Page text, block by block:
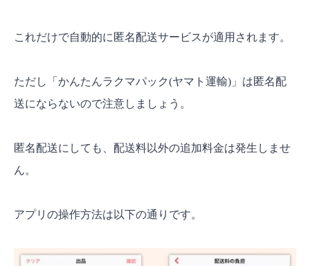
これだけで自動的に匿名配送サービスが適用されます。
ただし「かんたんラクマパック(ヤマト運輸)」は匿名配
送にならないので注意しましょう。
匿名配送にしても、配送料以外の追加料金は発生しませ
ん。
アプリの操作方法は以下の通りです。